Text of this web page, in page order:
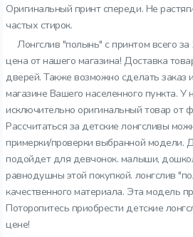
Оригинальный принт спереди. Не
частых стирок.
Лонгслив "полынь" с принтом всего
цена от нашего магазина! Доставка
дверей. Также возможно сделать заказ
магазине Вашего населенного пункта. У
исключительно оригинальный товар от
Рассчитаться за детские лонгсливы
примерки/проверки выбранной модели.
подойдет для девчонок. малыши,
равнодушны этой покупкой. лонгслив
качественного материала. Эта модель
Поторопитесь приобрести детские
цене!